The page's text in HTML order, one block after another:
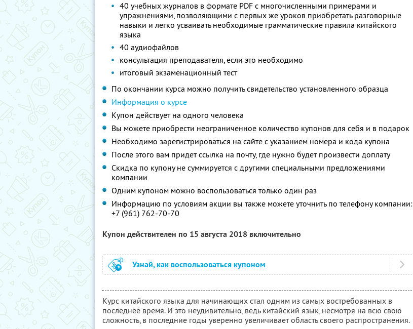
40 учебных журналов в формате PDF с многочисленными примерами и
упражнениями, позволяющими с первых же уроков приобретать разговорные
навыки и легко усваивать необходимые грамматические правила китайского
языка
40 аудиофайлов
консультация преподавателя, если это необходимо
итоговый экзаменационный тест
По окончании курса можно получить свидетельство установленного образца
Информация о курсе
Купон действует на одного человека
Вы можете приобрести неограниченное количество купонов для себя и в подарок
Необходимо зарегистрироваться на сайте с указанием номера и кода купона
После этого вам придет ссылка на почту, где нужно будет произвести доплату
Скидка по купону не суммируется с другими специальными предложениями
компании
Одним купоном можно воспользоваться только один раз
Информацию по условиям акции вы также можете уточнить по телефону компании:
+7 (961) 762-70-70
Купон действителен по 15 августа 2018 включительно
Узнай, как воспользоваться купоном
Курс китайского языка для начинающих стал одним из самых востребованных в
последнее время. И это неудивительно, ведь китайский язык, несмотря на всю свою
сложность, в последние годы уверенно увеличивает область своего распространения.